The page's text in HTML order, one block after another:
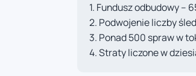
Fundusz odbudowy –
Podwojenie liczby
Ponad 500 spraw w
Straty liczone w